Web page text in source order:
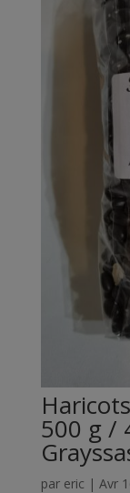
500 g /
par eric | Avr